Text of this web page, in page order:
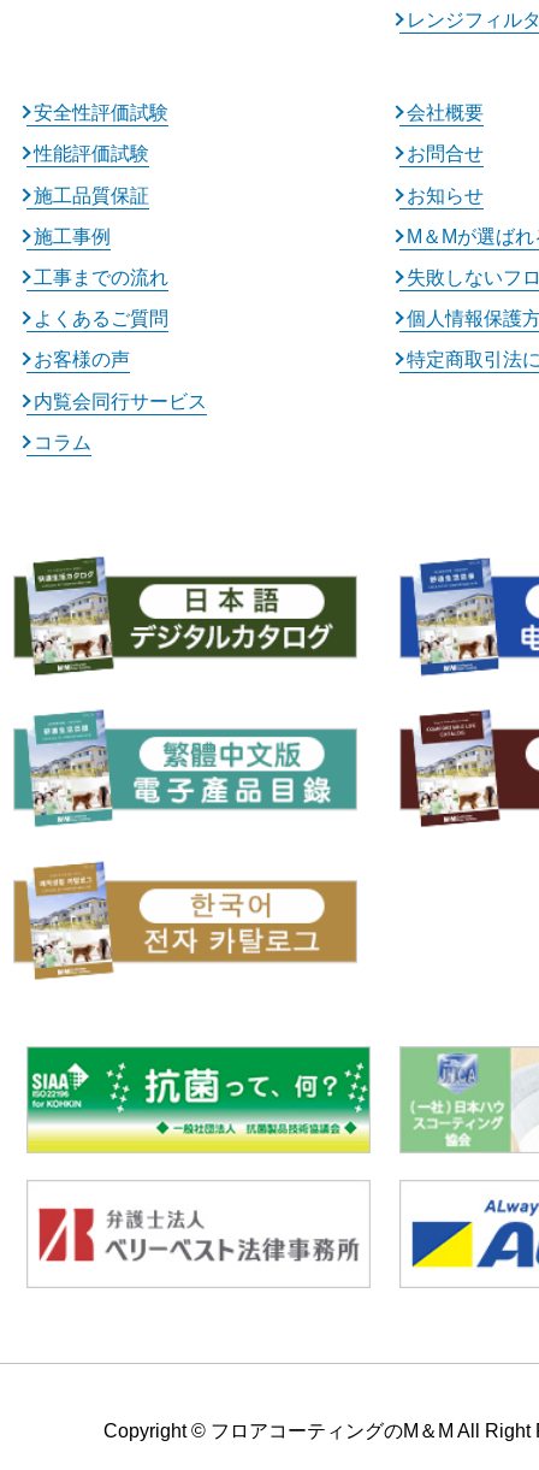
レンジフィル
安全性評価試験
性能評価試験
施工品質保証
施工事例
工事までの流れ
よくあるご質問
お客様の声
内覧会同行サービス
コラム
会社概要
お問合せ
お知らせ
M＆Mが選ば
失敗しないフ
個人情報保護
特定商取引法
Copyright © フロアコーティングのM＆M All Right